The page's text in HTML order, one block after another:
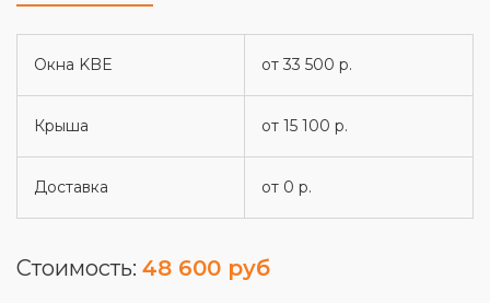
Окна KBE от 33 500 р.
Крыша от 15 100 р.
Доставка от 0 р.
Стоимость: 48 600 руб